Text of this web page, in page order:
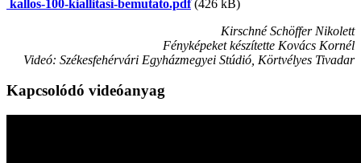
kallos-100-kiallitasi-bemutato.pdf(426 kB)
Kirschné Schöffer Nikolett
Fényképeket készítette Kovács Kornél
Videó: Székesfehérvári Egyházmegyei Stúdió, Körtvélyes Tivadar
Kapcsolódó videóanyag